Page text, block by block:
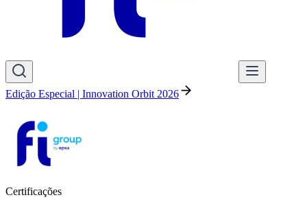
Edição Especial | Innovation Orbit 2026
Certificações